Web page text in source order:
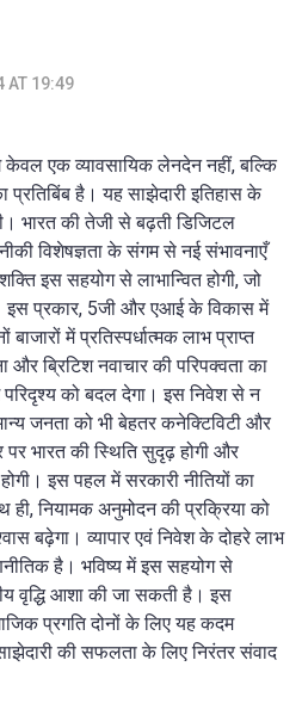
AT 19:49
केवल एक व्यावसायिक लेनदेन नहीं, बल्कि
प्रतिबिंब है। यह साझेदारी इतिहास के
भारत की तेजी से बढ़ती डिजिटल
विशेषज्ञता के संगम से नई संभावनाएँ
इस सहयोग से लाभान्वित होगी, जो
इस प्रकार, 5जी और एआई के विकास में
में प्रतिस्पर्धात्मक लाभ प्राप्त
और ब्रिटिश नवाचार की परिपक्वता का
परिदृश्य को बदल देगा। इस निवेश से न
जनता को भी बेहतर कनेक्टिविटी और
पर भारत की स्थिति सुदृढ़ होगी और
इस पहल में सरकारी नीतियों का
ही, नियामक अनुमोदन की प्रक्रिया को
बढ़ेगा। व्यापार एवं निवेश के दोहरे लाभ
है। भविष्य में इस सहयोग से
वृद्धि आशा की जा सकती है। इस
प्रगति दोनों के लिए यह कदम
की सफलता के लिए निरंतर संवाद